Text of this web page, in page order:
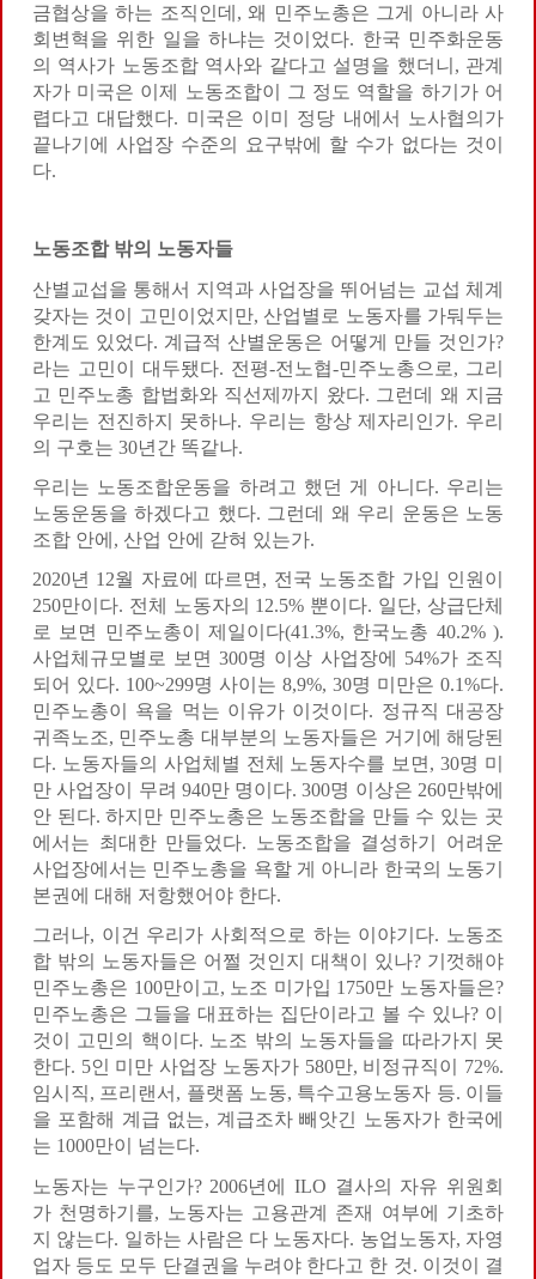
금협상을 하는 조직인데, 왜 민주노총은 그게 아니라 사
회변혁을 위한 일을 하냐는 것이었다. 한국 민주화운동
의 역사가 노동조합 역사와 같다고 설명을 했더니, 관계
자가 미국은 이제 노동조합이 그 정도 역할을 하기가 어
렵다고 대답했다. 미국은 이미 정당 내에서 노사협의가
끝나기에 사업장 수준의 요구밖에 할 수가 없다는 것이
다.
노동조합 밖의 노동자들
산별교섭을 통해서 지역과 사업장을 뛰어넘는 교섭 체계
갖자는 것이 고민이었지만, 산업별로 노동자를 가둬두는
한계도 있었다. 계급적 산별운동은 어떻게 만들 것인가?
라는 고민이 대두됐다. 전평-전노협-민주노총으로, 그리
고 민주노총 합법화와 직선제까지 왔다. 그런데 왜 지금
우리는 전진하지 못하나. 우리는 항상 제자리인가. 우리
의 구호는 30년간 똑같나.
우리는 노동조합운동을 하려고 했던 게 아니다. 우리는
노동운동을 하겠다고 했다. 그런데 왜 우리 운동은 노동
조합 안에, 산업 안에 갇혀 있는가.
2020년 12월 자료에 따르면, 전국 노동조합 가입 인원이
250만이다. 전체 노동자의 12.5% 뿐이다. 일단, 상급단체
로 보면 민주노총이 제일이다(41.3%, 한국노총 40.2% ).
사업체규모별로 보면 300명 이상 사업장에 54%가 조직
되어 있다. 100~299명 사이는 8,9%, 30명 미만은 0.1%다.
민주노총이 욕을 먹는 이유가 이것이다. 정규직 대공장
귀족노조, 민주노총 대부분의 노동자들은 거기에 해당된
다. 노동자들의 사업체별 전체 노동자수를 보면, 30명 미
만 사업장이 무려 940만 명이다. 300명 이상은 260만밖에
안 된다. 하지만 민주노총은 노동조합을 만들 수 있는 곳
에서는 최대한 만들었다. 노동조합을 결성하기 어려운
사업장에서는 민주노총을 욕할 게 아니라 한국의 노동기
본권에 대해 저항했어야 한다.
그러나, 이건 우리가 사회적으로 하는 이야기다. 노동조
합 밖의 노동자들은 어쩔 것인지 대책이 있나? 기껏해야
민주노총은 100만이고, 노조 미가입 1750만 노동자들은?
민주노총은 그들을 대표하는 집단이라고 볼 수 있나? 이
것이 고민의 핵이다. 노조 밖의 노동자들을 따라가지 못
한다. 5인 미만 사업장 노동자가 580만, 비정규직이 72%.
임시직, 프리랜서, 플랫폼 노동, 특수고용노동자 등. 이들
을 포함해 계급 없는, 계급조차 빼앗긴 노동자가 한국에
는 1000만이 넘는다.
노동자는 누구인가? 2006년에 ILO 결사의 자유 위원회
가 천명하기를, 노동자는 고용관계 존재 여부에 기초하
지 않는다. 일하는 사람은 다 노동자다. 농업노동자, 자영
업자 등도 모두 단결권을 누려야 한다고 한 것. 이것이 결